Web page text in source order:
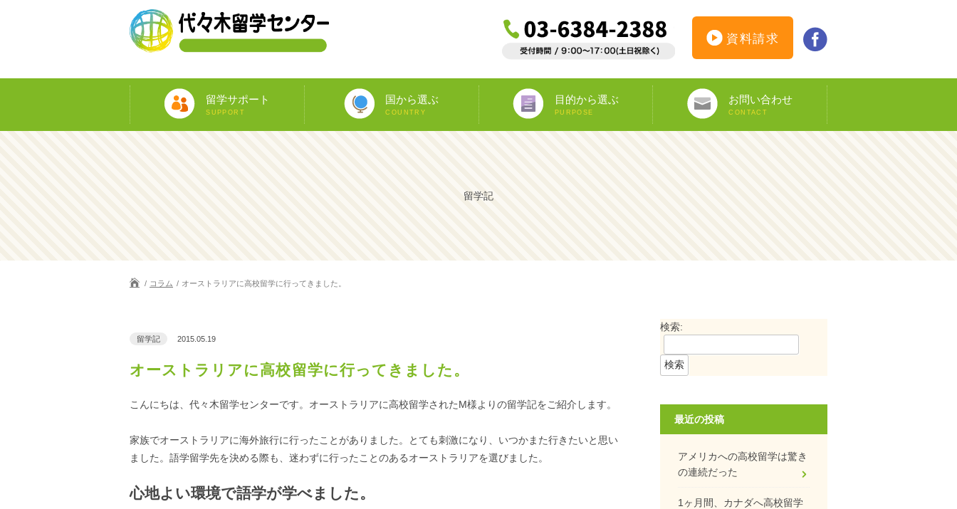
資料請求
留学サポート
SUPPORT
国から選ぶ
COUNTRY
アメリカ
カナダ
オーストラリア
ニュージーランド
イギリス
アイルランド
マルタ
イタリア
スペイン
フランス
ドイツ
南アフリカ
目的から選ぶ
PURPOSE
語学留学
教師宅ホームステイ
中学/高校正規留学
大学正規留学
専門留学
語学プラスα
海外ボランティア
海外インターンシップ
オペア
ワーキングホリデー
お問い合わせ
CONTACT
カウンセリング予約
資料請求
オンライン申し込み
インターンシップ仮登録
ビザ申請サポート
DS-160
留学記
コラム オーストラリアに高校留学に行ってきました。
留学記 2015.05.19
オーストラリアに高校留学に行ってきました。
こんにちは、代々木留学センターです。オーストラリアに高校留学されたM様よりの留学記をご紹介します。
家族でオーストラリアに海外旅行に行ったことがありました。とても刺激になり、いつかまた行きたいと思い
ました。語学留学先を決める際も、迷わずに行ったことのあるオーストラリアを選びました。
心地よい環境で語学が学べました。
検索:
最近の投稿
アメリカへの高校留学は驚き
の連続だった
1ヶ月間、カナダへ高校留学